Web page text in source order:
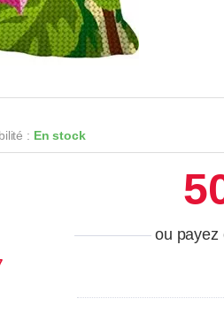
: En stock
ou payez